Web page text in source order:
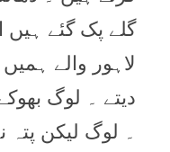
گلے پک گئے ہیں
لاہور والے ہمیں
دیتے ۔ لوگ
۔ لوگ لیکن پتہ